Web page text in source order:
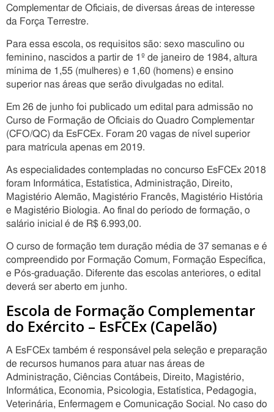
Complementar de Oficiais, de diversas áreas de interesse
da Força Terrestre.
Para essa escola, os requisitos são: sexo masculino ou
feminino, nascidos a partir de 1º de janeiro de 1984, altura
mínima de 1,55 (mulheres) e 1,60 (homens) e ensino
superior nas áreas que serão divulgadas no edital.
Em 26 de junho foi publicado um edital para admissão no
Curso de Formação de Oficiais do Quadro Complementar
(CFO/QC) da EsFCEx. Foram 20 vagas de nível superior
para matrícula apenas em 2019.
As especialidades contempladas no concurso EsFCEx 2018
foram Informática, Estatística, Administração, Direito,
Magistério Alemão, Magistério Francês, Magistério História
e Magistério Biologia. Ao final do período de formação, o
salário inicial é de R$ 6.993,00.
O curso de formação tem duração média de 37 semanas e é
compreendido por Formação Comum, Formação Específica,
e Pós-graduação. Diferente das escolas anteriores, o edital
deverá ser aberto em junho.
Escola de Formação Complementar
do Exército – EsFCEx (Capelão)
A EsFCEx também é responsável pela seleção e preparação
de recursos humanos para atuar nas áreas de
Administração, Ciências Contábeis, Direito, Magistério,
Informática, Economia, Psicologia, Estatística, Pedagogia,
Veterinária, Enfermagem e Comunicação Social. No caso do